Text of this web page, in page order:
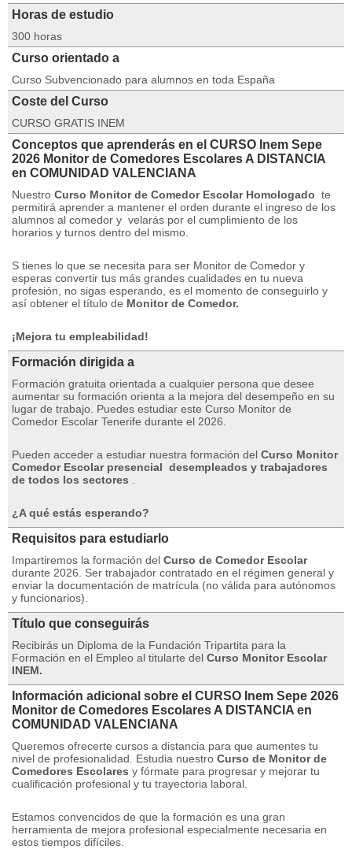
Horas de estudio
300 horas
Curso orientado a
Curso Subvencionado para alumnos en toda España
Coste del Curso
CURSO GRATIS INEM
Conceptos que aprenderás en el CURSO Inem Sepe
2026 Monitor de Comedores Escolares A DISTANCIA
en COMUNIDAD VALENCIANA
Nuestro Curso Monitor de Comedor Escolar Homologado te
permitirá aprender a mantener el orden durante el ingreso de los
alumnos al comedor y velarás por el cumplimiento de los
horarios y turnos dentro del mismo.
S tienes lo que se necesita para ser Monitor de Comedor y
esperas convertir tus más grandes cualidades en tu nueva
profesión, no sigas esperando, es el momento de conseguirlo y
así obtener el título de Monitor de Comedor.
¡Mejora tu empleabilidad!
Formación dirigida a
Formación gratuita orientada a cualquier persona que desee
aumentar su formación orienta a la mejora del desempeño en su
lugar de trabajo. Puedes estudiar este Curso Monitor de
Comedor Escolar Tenerife durante el 2026.
Pueden acceder a estudiar nuestra formación del Curso Monitor
Comedor Escolar presencial desempleados y trabajadores
de todos los sectores
¿A qué estás esperando?
Requisitos para estudiarlo
Impartiremos la formación del Curso de Comedor Escolar
durante 2026. Ser trabajador contratado en el régimen general y
enviar la documentación de matrícula (no válida para autónomos
y funcionarios).
Título que conseguirás
Recibirás un Diploma de la Fundación Tripartita para la
Formación en el Empleo al titularte del Curso Monitor Escolar
INEM.
Información adicional sobre el CURSO Inem Sepe 2026
Monitor de Comedores Escolares A DISTANCIA en
COMUNIDAD VALENCIANA
Queremos ofrecerte cursos a distancia para que aumentes tu
nivel de profesionalidad. Estudia nuestro Curso de Monitor de
Comedores Escolares y fórmate para progresar y mejorar tu
cualificación profesional y tu trayectoria laboral.
Estamos convencidos de que la formación es una gran
herramienta de mejora profesional especialmente necesaria en
estos tiempos difíciles.